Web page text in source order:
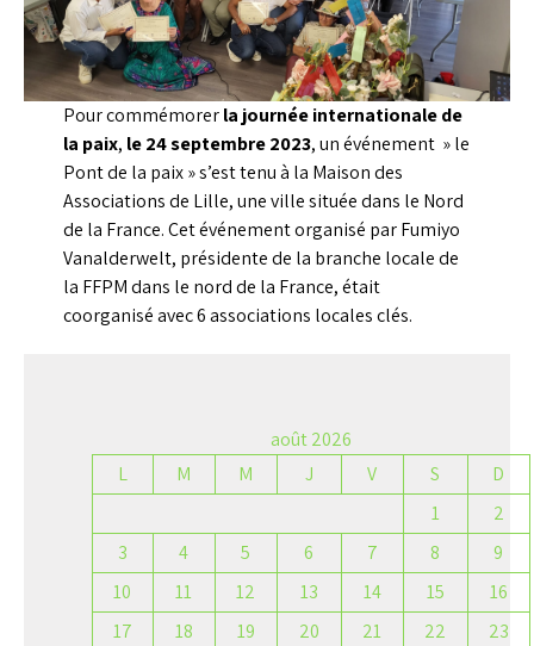
Pour commémorerla journée internationale de
la paix, le 24 septembre 2023, un événement » le
Pont de la paix » s’est tenu à la Maison des
Associations de Lille, une ville située dans le Nord
de la France. Cet événement organisé par Fumiyo
Vanalderwelt, présidente de la branche locale de
la FFPM dans le nord de la France, était
coorganisé avec 6 associations locales clés.
août 2026
L
M M J V S
D
1
2
3
4 5 6 7 8
9
10
11 12 13 14 15
16
17
18 19 20 21 22
23